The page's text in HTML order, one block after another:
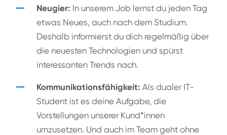
Neugier: In unserem Job lernst du jeden Tag
etwas Neues, auch nach dem Studium.
Deshalb informierst du dich regelmäßig über
die neuesten Technologien und spürst
interessanten Trends nach.
Kommunikationsfähigkeit: Als dualer IT-
Student ist es deine Aufgabe, die
Vorstellungen unserer Kund*innen
umzusetzen. Und auch im Team geht ohne